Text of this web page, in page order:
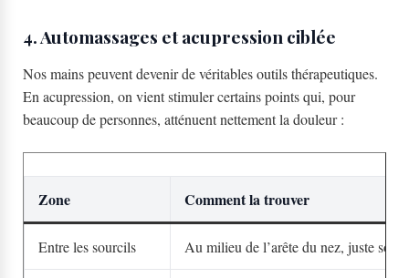
4. Automassages et acupression ciblée
Nos mains peuvent devenir de véritables outils thérapeutiques.
En acupression, on vient stimuler certains points qui, pour
beaucoup de personnes, atténuent nettement la douleur :
Zone Comment la trouver
Entre les sourcils Au milieu de l’arête du nez, juste